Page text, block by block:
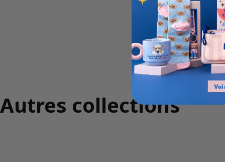
Autres collections